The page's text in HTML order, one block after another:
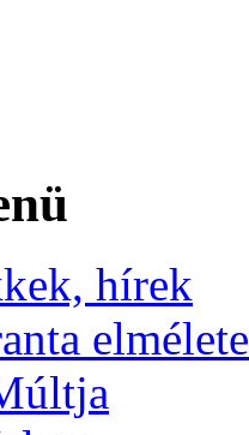
hírek
elmélete